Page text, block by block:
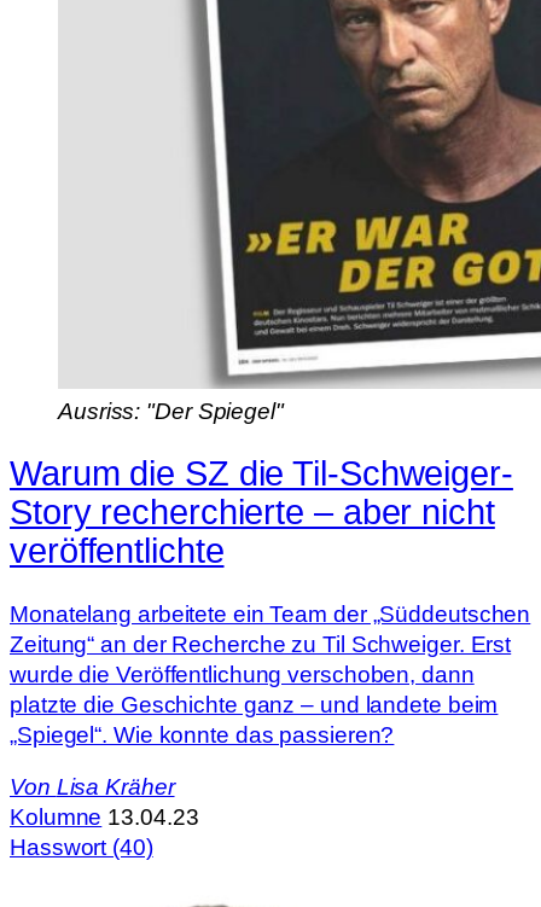
Ausriss: "Der Spiegel"
Warum die SZ die Til-Schweiger-
Story recherchierte – aber nicht
veröffentlichte
Monatelang arbeitete ein Team der „Süddeutschen
Zeitung“ an der Recherche zu Til Schweiger. Erst
wurde die Veröffentlichung verschoben, dann
platzte die Geschichte ganz – und landete beim
„Spiegel“. Wie konnte das passieren?
Von Lisa Kräher
Kolumne 13.04.23
Hasswort (40)